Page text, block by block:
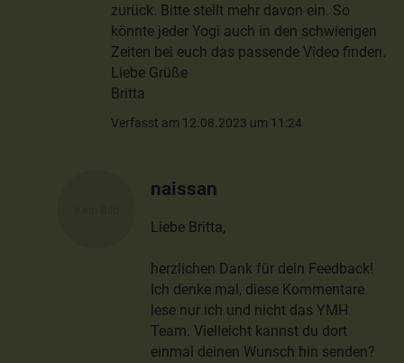
zurück. Bitte stellt mehr davon ein. So
könnte jeder Yogi auch in den schwierigen
Zeiten bei euch das passende Video finden.
Liebe Grüße
Britta
Verfasst am 12.08.2023 um 11:24
naissan
Liebe Britta,
herzlichen Dank für dein Feedback!
Ich denke mal, diese Kommentare
lese nur ich und nicht das YMH
Team. Vielleicht kannst du dort
einmal deinen Wunsch hin senden?